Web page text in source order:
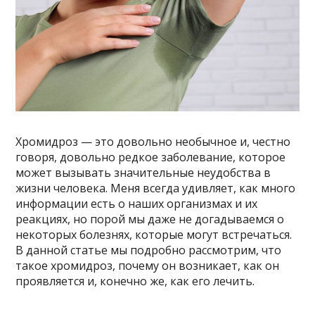
Хромидроз — это довольно необычное и, честно
говоря, довольно редкое заболевание, которое
может вызывать значительные неудобства в
жизни человека. Меня всегда удивляет, как много
информации есть о наших организмах и их
реакциях, но порой мы даже не догадываемся о
некоторых болезнях, которые могут встречаться.
В данной статье мы подробно рассмотрим, что
такое хромидроз, почему он возникает, как он
проявляется и, конечно же, как его лечить.